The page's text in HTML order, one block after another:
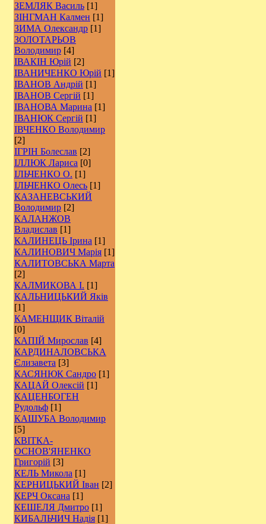
ЗЕМЛЯК Василь [1]
ЗІНГМАН Калмен [1]
ЗИМА Олександр [1]
ЗОЛОТАРЬОВ
Володимир [4]
ІВАКІН Юрій [2]
ІВАНИЧЕНКО Юрій [1]
ІВАНОВ Андрій [1]
ІВАНОВ Сергій [1]
ІВАНОВА Марина [1]
ІВАНЮК Сергій [1]
ІВЧЕНКО Володимир
[2]
ІГРІН Болеслав [2]
ІЛЛЮК Лариса [0]
ІЛЬЧЕНКО О. [1]
ІЛЬЧЕНКО Олесь [1]
КАЗАНЕВСЬКИЙ
Володимир [2]
КАЛАНЖОВ
Владислав [1]
КАЛИНЕЦЬ Ірина [1]
КАЛИНОВИЧ Марія [1]
КАЛИТОВСЬКА Марта
[2]
КАЛМИКОВА І. [1]
КАЛЬНИЦЬКИЙ Яків
[1]
КАМЕНЩИК Віталій
[0]
КАПІЙ Мирослав [4]
КАРДИНАЛОВСЬКА
Єлизавета [3]
КАСЯНЮК Сандро [1]
КАЦАЙ Олексій [1]
КАЦЕНБОГЕН
Рудольф [1]
КАШУБА Володимир
[5]
КВІТКА-
ОСНОВ'ЯНЕНКО
Григорій [3]
КЕЛЬ Микола [1]
КЕРНИЦЬКИЙ Іван [2]
КЕРЧ Оксана [1]
КЕШЕЛЯ Дмитро [1]
КИБАЛЬЧИЧ Надія [1]